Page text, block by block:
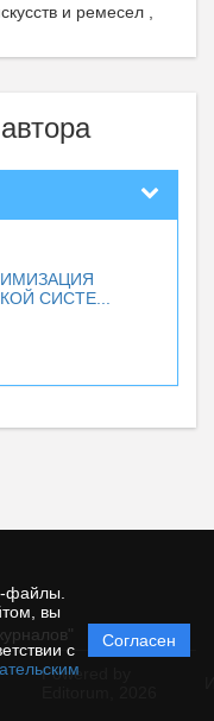
файлы.
вы
с
Согласен
и ремесел ,
СИСТЕ...
Powered by